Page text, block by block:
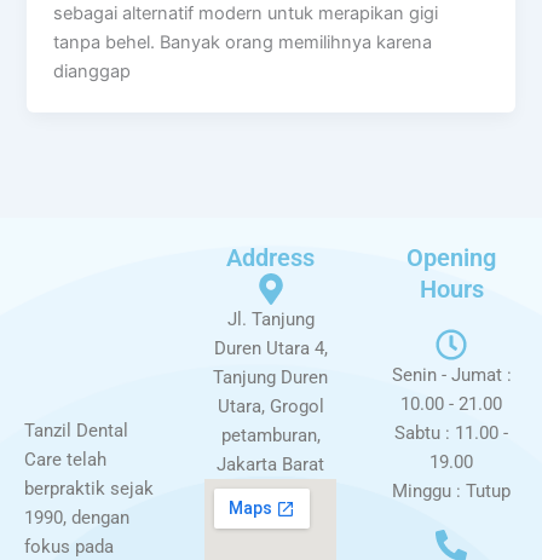
sebagai alternatif modern untuk merapikan gigi
tanpa behel. Banyak orang memilihnya karena
dianggap
Tanzil Dental
Care telah
berpraktik sejak
1990, dengan
fokus pada
Address
Jl. Tanjung
Duren Utara 4,
Tanjung Duren
Utara, Grogol
petamburan,
Jakarta Barat
Opening
Hours
Senin - Jumat :
10.00 - 21.00
Sabtu : 11.00 -
19.00
Minggu : Tutup